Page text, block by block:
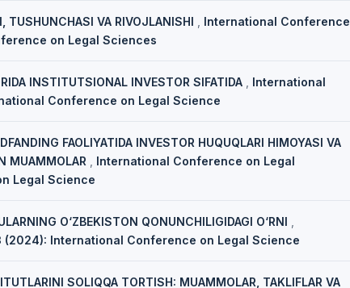
TUSHUNCHASI VA RIVOJLANISHI
International Conference
on Legal Sciences
INSTITUTSIONAL INVESTOR SIFATIDA
International
Conference on Legal Science
FAOLIYATIDA INVESTOR HUQUQLARI HIMOYASI VA
MUAMMOLAR
International Conference on Legal
Legal Science
O‘ZBEKISTON QONUNCHILIGIDAGI O‘RNI
International Conference on Legal Science
SOLIQQA TORTISH: MUAMMOLAR, TAKLIFLAR VA